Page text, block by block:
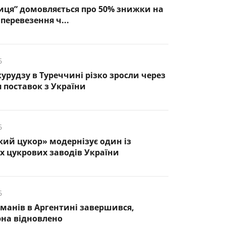
домовляється про 50% знижки на
ч...
в Туреччині різко зросли через
з України
цукор» модернізує один із
цукрових заводів України
в Аргентині завершився,
відновлено